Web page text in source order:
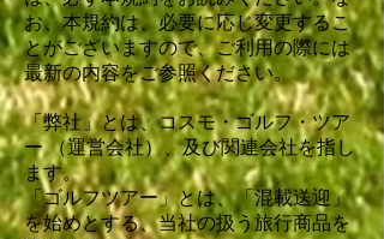
お、本規約は、必要に応じ変更するこ
とがございますので、ご利用の際には
最新の内容をご参照ください。
「弊社」とは、コスモ・ゴルフ・ツア
ー （運営会社）、及び関連会社を指し
ます。
「ゴルフツアー」とは、「混載送迎」
を始めとする、当社の扱う旅行商品を